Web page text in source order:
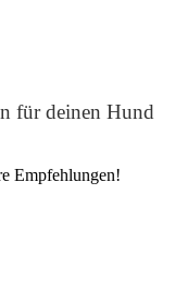
für deinen Hund
Empfehlungen!